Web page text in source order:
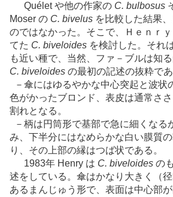
Quélet や他の作家の C. bulbosus
Moser の C. bivelus を比較した結果
のではなかった。そこで、Ｈｅｎｒ
てた C. biveloides を検討した。それ
も近い種で、当然、ファ－ブルは知
C. biveloides の最初の記述の抜粋であ
－傘にはゆるやかな中心突起と波状
色がかったブロンド、表皮は通常さ
割れとなる。
－柄は円筒形で基部で急に細くなる
み、下半分にはなめらかな白い膜質
り、その上部の縁はつば状である。
1983年 Henry は C. biveloides の
述をしている。傘はかなり大きく（
あるまんじゅう形で、表面は中心部